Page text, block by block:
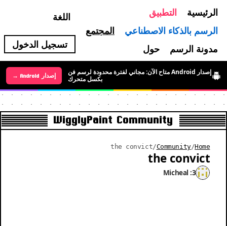
الرئيسية
التطبيق
الرسم بالذكاء الاصطناعي
المجتمع
مدونة الرسم
حول
اللغة
تسجيل الدخول
إصدار Android متاح الآن: مجاني لفترة محدودة لرسم فن
بكسل متحرك
إصدار Android →إصدار iOS →
WigglyPaint Community
Home
/
Community
/
the convict
the convict
Micheal :3